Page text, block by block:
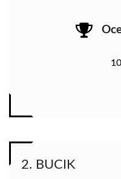
2. BUCIK